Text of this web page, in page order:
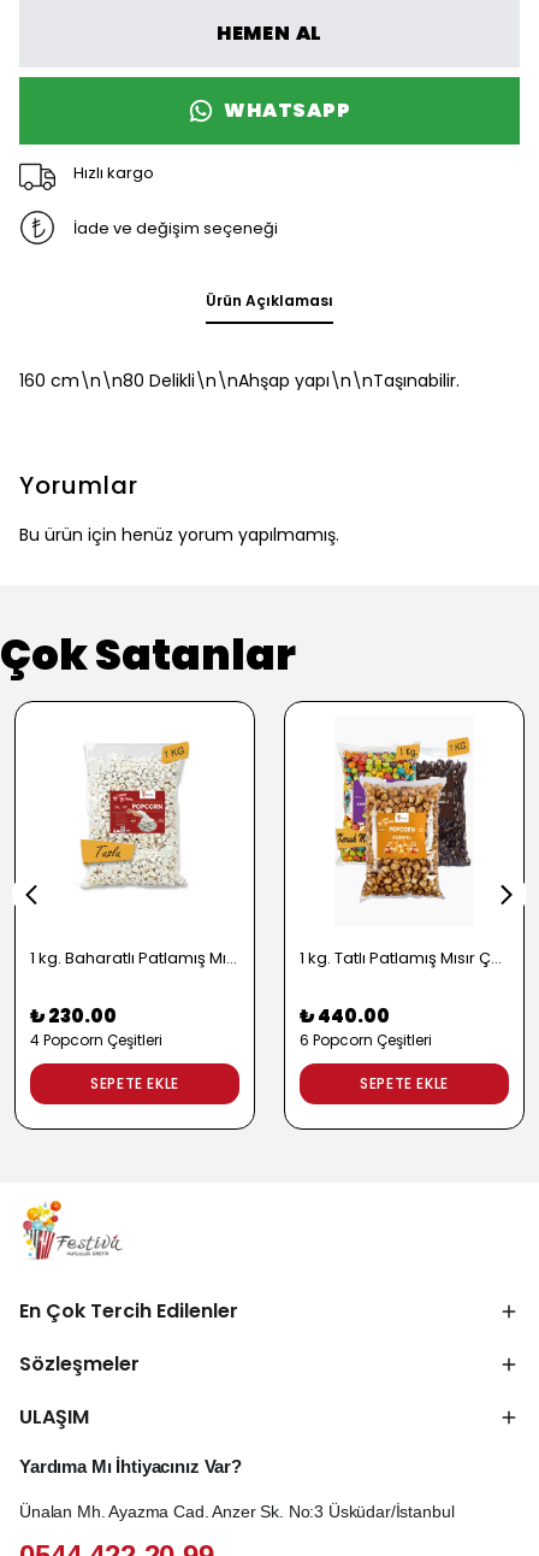
HEMEN AL
WHATSAPP
Hızlı kargo
İade ve değişim seçeneği
Ürün Açıklaması
160 cm\n\n80 Delikli\n\nAhşap yapı\n\nTaşınabilir.
Yorumlar
Bu ürün için henüz yorum yapılmamış.
Çok Satanlar
1 kg. Baharatlı Patlamış Mısır Çeşitleri - 2724
₺ 230.00
4 Popcorn Çeşitleri
SEPETE EKLE
1 kg. Tatlı Patlamış Mısır Çeşitleri - 2722
₺ 440.00
6 Popcorn Çeşitleri
SEPETE EKLE
En Çok Tercih Edilenler
Sözleşmeler
ULAŞIM
Yardıma Mı İhtiyacınız Var?
Ünalan Mh. Ayazma Cad. Anzer Sk. No:3 Üsküdar/İstanbul